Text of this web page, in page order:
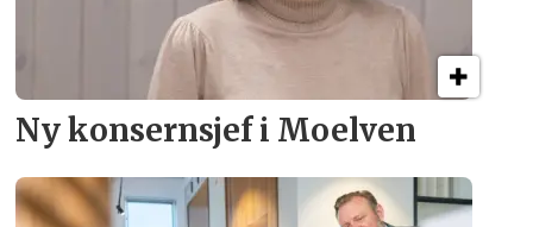
Ny konsern­sjef i Moelven